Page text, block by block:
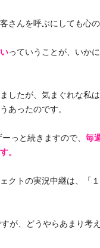
さんを呼ぶにしても心の
っていうことが、いか
したが、気まぐれな私
あったのです。
っと続きますので、 毎
。
クトの実況中継は、「
が、どうやらあまり考